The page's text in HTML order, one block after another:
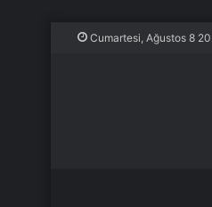
Cumartesi, Ağustos 8